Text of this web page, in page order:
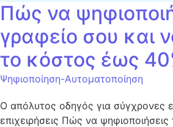
Πώς να
γραφείο σου και
το κόστος έως
Ψηφιοποίηση-Αυτοματοποίηση
Ο απόλυτος οδηγός για σύγχρονες
επιχειρήσεις Πώς να